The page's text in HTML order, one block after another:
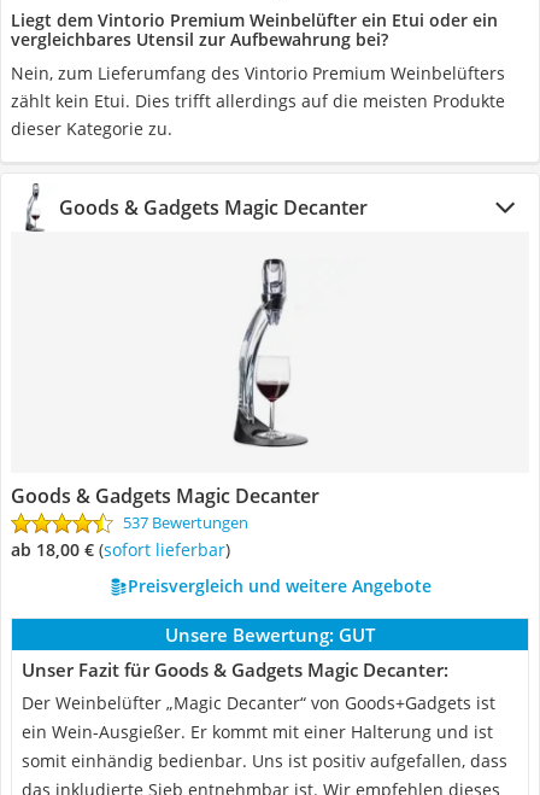
Liegt dem Vintorio Premium Weinbelüfter ein Etui oder ein
vergleichbares Utensil zur Aufbewahrung bei?
Nein, zum Lieferumfang des Vintorio Premium Weinbelüfters
zählt kein Etui. Dies trifft allerdings auf die meisten Produkte
dieser Kategorie zu.
Goods & Gadgets Magic Decanter
Goods & Gadgets Magic Decanter
537 Bewertungen
ab 18,00 € ( Sofort lieferbar)
Preisvergleich und weitere Angebote
Unsere Bewertung: GUT
Unser Fazit für Goods & Gadgets Magic Decanter:
Der Weinbelüfter „Magic Decanter“ von Goods+Gadgets ist
ein Wein-Ausgießer. Er kommt mit einer Halterung und ist
somit einhändig bedienbar. Uns ist positiv aufgefallen, dass
das inkludierte Sieb entnehmbar ist. Wir empfehlen dieses